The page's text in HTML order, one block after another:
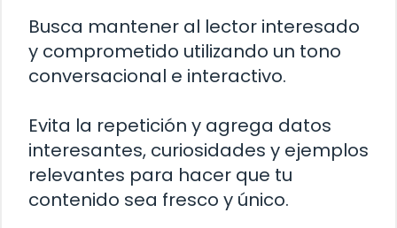
Busca mantener al lector interesado
y comprometido utilizando un tono
conversacional e interactivo.
Evita la repetición y agrega datos
interesantes, curiosidades y ejemplos
relevantes para hacer que tu
contenido sea fresco y único.